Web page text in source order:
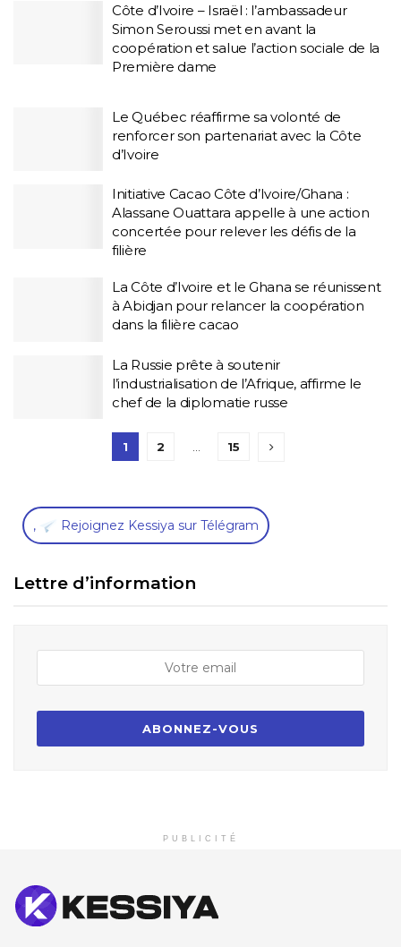
Côte d’Ivoire – Israël : l’ambassadeur
Simon Seroussi met en avant la
coopération et salue l’action sociale de la
Première dame
Le Québec réaffirme sa volonté de
renforcer son partenariat avec la Côte
d’Ivoire
Initiative Cacao Côte d’Ivoire/Ghana :
Alassane Ouattara appelle à une action
concertée pour relever les défis de la
filière
La Côte d’Ivoire et le Ghana se réunissent
à Abidjan pour relancer la coopération
dans la filière cacao
La Russie prête à soutenir
l’industrialisation de l’Afrique, affirme le
chef de la diplomatie russe
1 2 15
, Rejoignez Kessiya sur Télégram
Lettre d’information
PUBLICITÉ